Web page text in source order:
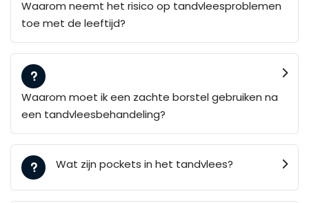
Waarom neemt het risico op tandvleesproblemen
toe met de leeftijd?
Waarom moet ik een zachte borstel gebruiken na
een tandvleesbehandeling?
Wat zijn pockets in het tandvlees?